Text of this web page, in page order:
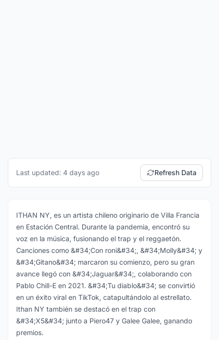
Last updated: 4 days ago Refresh Data
ITHAN NY, es un artista chileno originario de Villa Francia
en Estación Central. Durante la pandemia, encontró su
voz en la música, fusionando el trap y el reggaetón.
Canciones como &#34;Con roni&#34;, &#34;Molly&#34; y
&#34;Gitano&#34; marcaron su comienzo, pero su gran
avance llegó con &#34;Jaguar&#34;, colaborando con
Pablo Chill-E en 2021. &#34;Tu diablo&#34; se convirtió
en un éxito viral en TikTok, catapultándolo al estrellato.
Ithan NY también se destacó en el trap con
&#34;X5&#34; junto a Piero47 y Galee Galee, ganando
premios.